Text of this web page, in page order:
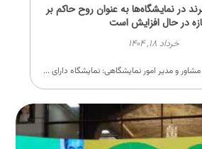
در نمایشگاه‌ها به عنوان روح حاکم بر
در حال افزایش است
خرداد ۱۸, ۱۴۰۴
و مدیر امور نمایشگاهی: نمایشگاه دارای ...